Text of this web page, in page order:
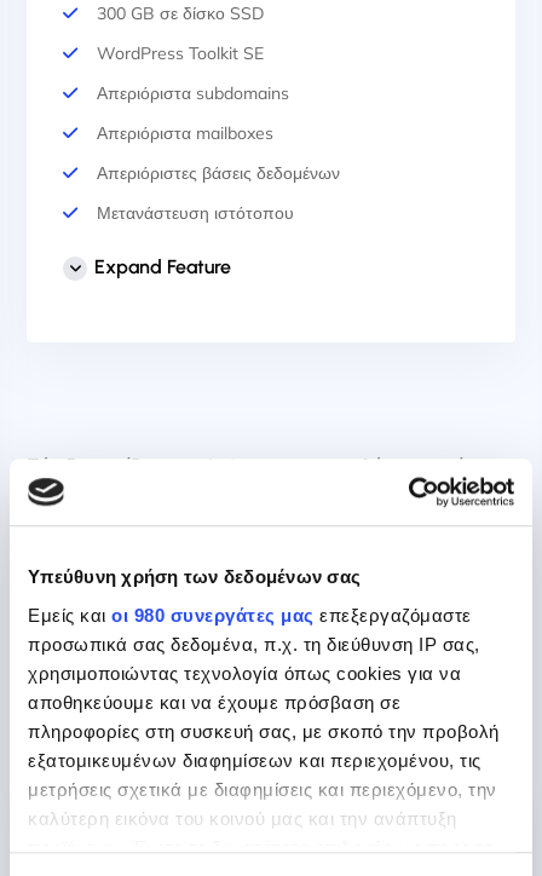
Υπεύθυνη χρήση των δεδομένων σας
Εμείς και οι 980 συνεργάτες μας επεξεργαζόμαστε
προσωπικά σας δεδομένα, π.χ. τη διεύθυνση IP σας,
χρησιμοποιώντας τεχνολογία όπως cookies για να
αποθηκεύουμε και να έχουμε πρόσβαση σε
πληροφορίες στη συσκευή σας, με σκοπό την προβολή
εξατομικευμένων διαφημίσεων και περιεχομένου, τις
μετρήσεις σχετικά με διαφημίσεις και περιεχόμενο, την
καλύτερη εικόνα του κοινού μας και την ανάπτυξη
300 GB σε δίσκο SSD
WordPress Toolkit SE
Απεριόριστα subdomains
Απεριόριστα mailboxes
Απεριόριστες βάσεις δεδομένων
Μετανάστευση ιστότοπου
Expand Feature
Εάν διαχειρίζεστε websites για τους πελάτες σας, έχουμε
μια λύση για εσάς. Τα πακέτα Reseller Hosting μας
περιλαμβάνουν βοήθεια με όλα όσα μπορεί να χρειαστείτε.
σας, ενημερώστε μας τι ακριβώς χρειάζεστε. Απλώς
επικοινωνήστε μαζί μας.
Γιατί να επιλέξετε Reseller
Hosting από την Eunet